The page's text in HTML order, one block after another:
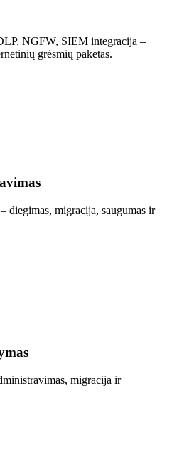
NGFW, SIEM integracija –
grėsmių paketas.
diegimas, migracija, saugumas ir
migracija ir